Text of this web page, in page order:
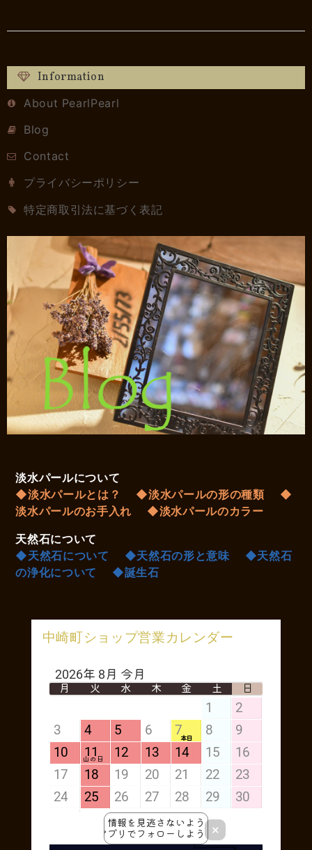
Information
About PearlPearl
Blog
Contact
プライバシーポリシー
特定商取引法に基づく表記
淡水パールについて
◆淡水パールとは？
◆淡水パールの形の種類
◆
淡水パールのお手入れ
◆淡水パールのカラー
天然石について
◆天然石について
◆天然石の形と意味
◆天然石
の浄化について
◆誕生石
中崎町ショップ営業カレンダー